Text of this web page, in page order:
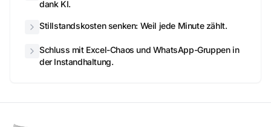
dank KI.
Stillstandskosten senken: Weil jede Minute zählt.
Schluss mit Excel-Chaos und WhatsApp-Gruppen in
der Instandhaltung.